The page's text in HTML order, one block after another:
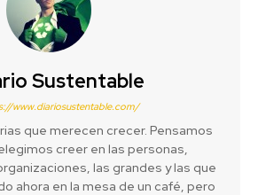
Sustentable
www.diariosustentable.com/
que merecen crecer. Pensamos
creer en las personas,
las grandes y las que
ahora en la mesa de un café, pero